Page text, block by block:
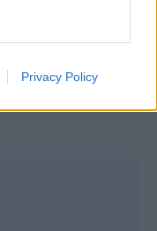
Privacy Policy